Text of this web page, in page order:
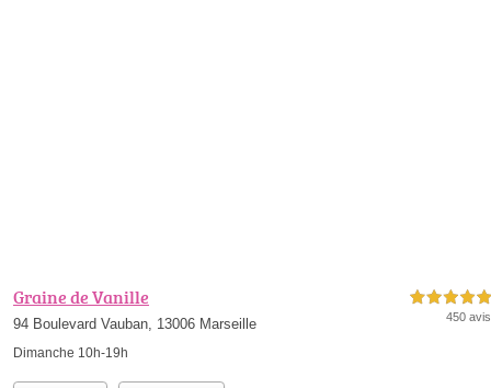
Graine de Vanille
94 Boulevard Vauban, 13006 Marseille
Dimanche 10h-19h
5,0 étoiles sur 5
450 avis